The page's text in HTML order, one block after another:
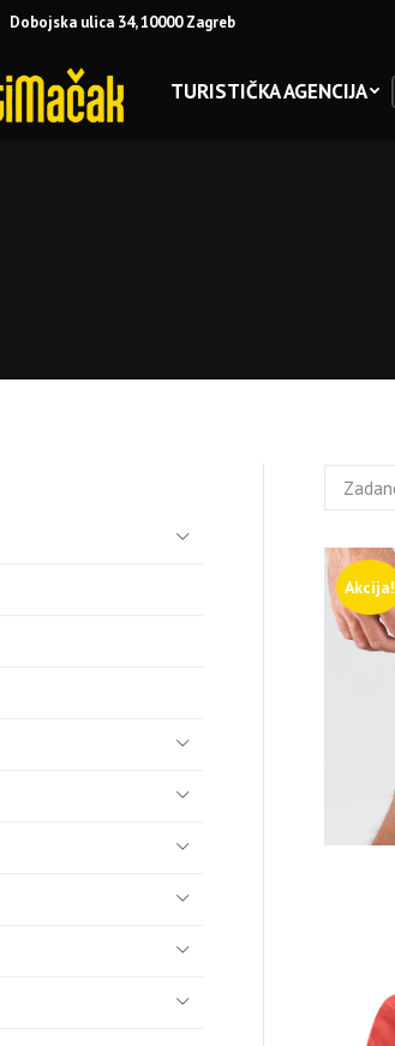
Dobojska ulica 34, 10000 Zagreb
TURISTIČKA AGENCIJA
Akcija!